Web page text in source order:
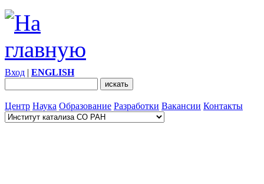
Вход | ENGLISH
Центр Наука Образование Разработки Вакансии Контакты